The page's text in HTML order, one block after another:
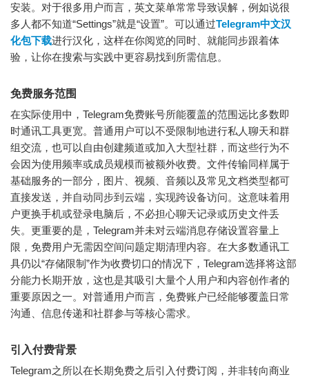
安装。对于很多用户而言，英文菜单常常导致误解，例如说很
多人都不知道“Settings”就是“设置”。可以通过Telegram中文汉
化包下载进行汉化，这样在你阅览的同时、就能同步跟着体
验，让你在搜索与实践中更容易找到所需信息。
免费服务范围
在实际使用中，Telegram免费账号所能覆盖的范围远比多数即
时通讯工具更宽。普通用户可以不受限制地进行私人聊天和群
组交流，也可以自由创建频道或加入大型社群，而这些行为不
会因为使用频率或成员规模而被额外收费。文件传输同样属于
基础服务的一部分，图片、视频、音频以及常见文档类型都可
直接发送，并自动同步到云端，实现跨设备访问。这意味着用
户更换手机或登录电脑后，不必担心聊天记录或历史文件丢
失。更重要的是，Telegram并未对云端消息存储设置容量上
限，免费用户无需因空间问题定期清理内容。在大多数通讯工
具仍以“存储限制”作为收费切口的情况下，Telegram选择将这部
分能力长期开放，这也是其吸引大量个人用户和内容创作者的
重要原因之一。对普通用户而言，免费账户已经能够覆盖日常
沟通、信息传递和社群参与等核心需求。
引入付费背景
Telegram之所以在长期免费之后引入付费订阅，并非转向商业